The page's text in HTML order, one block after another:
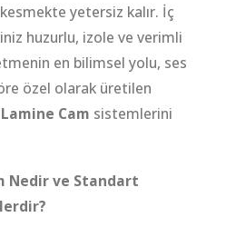
yetersiz kalır. İç
huzurlu, izole ve verimli
en bilimsel yolu, ses
özel olarak üretilen
Cam sistemlerini
Nedir ve Standart